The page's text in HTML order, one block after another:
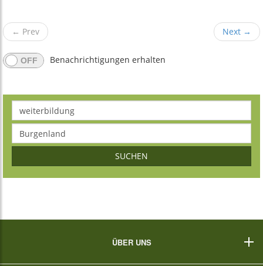
← Prev Next →
Benachrichtigungen erhalten
SUCHEN
ÜBER UNS